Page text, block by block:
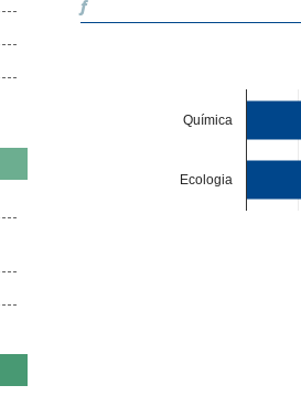
f
Química
Ecologia